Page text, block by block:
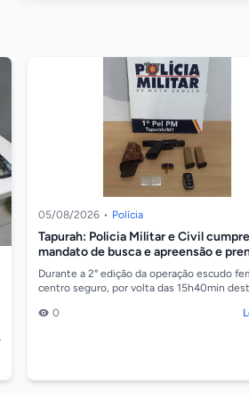
05/08/2026 • Polícia
Tapurah: Policia Militar e Civil
mandato de busca e apreensão e
homem com arma e droga
Durante a 2° edição da operação escudo
centro seguro, por volta das 15h40min
0